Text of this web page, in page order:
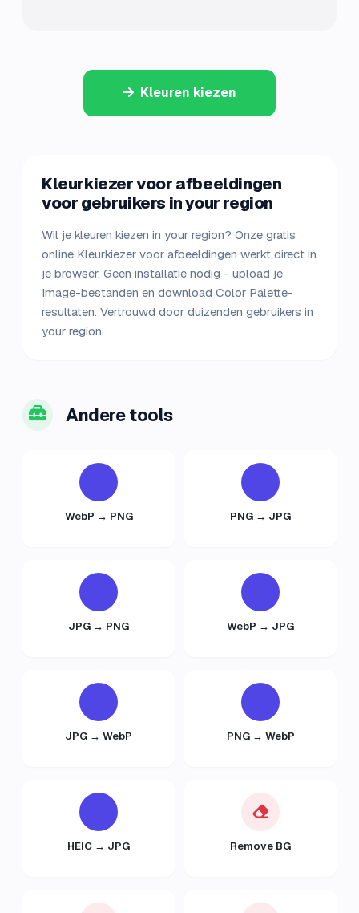
Kleuren kiezen
Kleurkiezer voor afbeeldingen
voor gebruikers in your region
Wil je kleuren kiezen in your region? Onze gratis
online Kleurkiezer voor afbeeldingen werkt direct in
je browser. Geen installatie nodig - upload je
Image-bestanden en download Color Palette-
resultaten. Vertrouwd door duizenden gebruikers in
your region.
Andere tools
WebP → PNG PNG → JPG
JPG → PNG WebP → JPG
JPG → WebP PNG → WebP
HEIC → JPG Remove BG